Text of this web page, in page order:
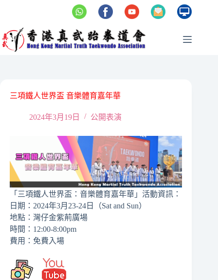
三項鐵人世界盃 音樂體育嘉年華
2024年3月19日 公開表演
「三項鐵人世界盃：音樂體育嘉年華」活動資訊：
日期：2024年3月23-24日（Sat and Sun）
地點：灣仔金紫荊廣場
時間：12:00-8:00pm
費用：免費入場